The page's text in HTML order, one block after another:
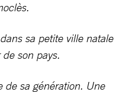
sa petite ville natale
son pays.
de sa génération. Une